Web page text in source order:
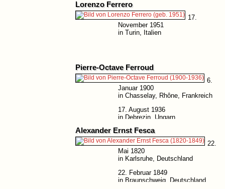
Lorenzo Ferrero
17.
November 1951
in Turin, Italien
Pierre-Octave Ferroud
6.
Januar 1900
in Chasselay, Rhône, Frankreich
17. August 1936
in Debrezin, Ungarn
Alexander Ernst Fesca
22.
Mai 1820
in Karlsruhe, Deutschland
22. Februar 1849
in Braunschweig, Deutschland